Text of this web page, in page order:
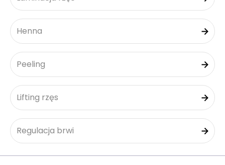
Henna
Peeling
Lifting rzęs
Regulacja brwi